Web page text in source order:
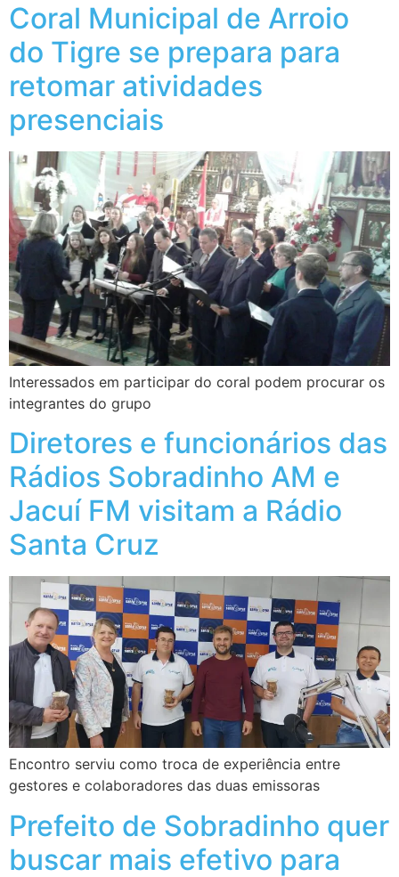
Coral Municipal de Arroio
do Tigre se prepara para
retomar atividades
presenciais
Interessados em participar do coral podem procurar os
integrantes do grupo
Diretores e funcionários das
Rádios Sobradinho AM e
Jacuí FM visitam a Rádio
Santa Cruz
Encontro serviu como troca de experiência entre
gestores e colaboradores das duas emissoras
Prefeito de Sobradinho quer
buscar mais efetivo para